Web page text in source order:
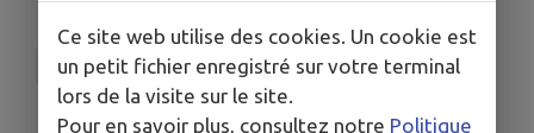
Pompiers 03
Ce site web utilise des cookies. Un cookie est
un petit fichier enregistré sur votre terminal
lors de la visite sur le site.
Pour en savoir plus, consultez notre Politique